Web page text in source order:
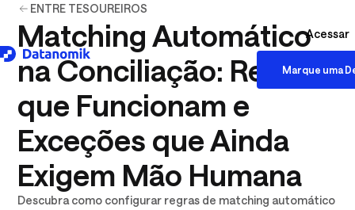
Download logo .SVG
Acessar
Marque uma
ENTRE TESOUREIROS
Matching Automático
na Conciliação: Regras
que Funcionam e
Exceções que Ainda
Exigem Mão Humana
Descubra como configurar regras de matching automático